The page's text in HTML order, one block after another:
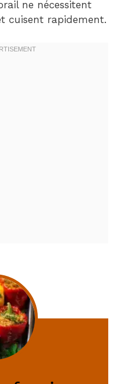
ne nécessitent
cuisent rapidement.